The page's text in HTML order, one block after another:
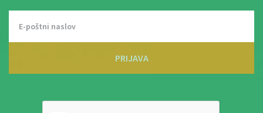
PRIJAVA